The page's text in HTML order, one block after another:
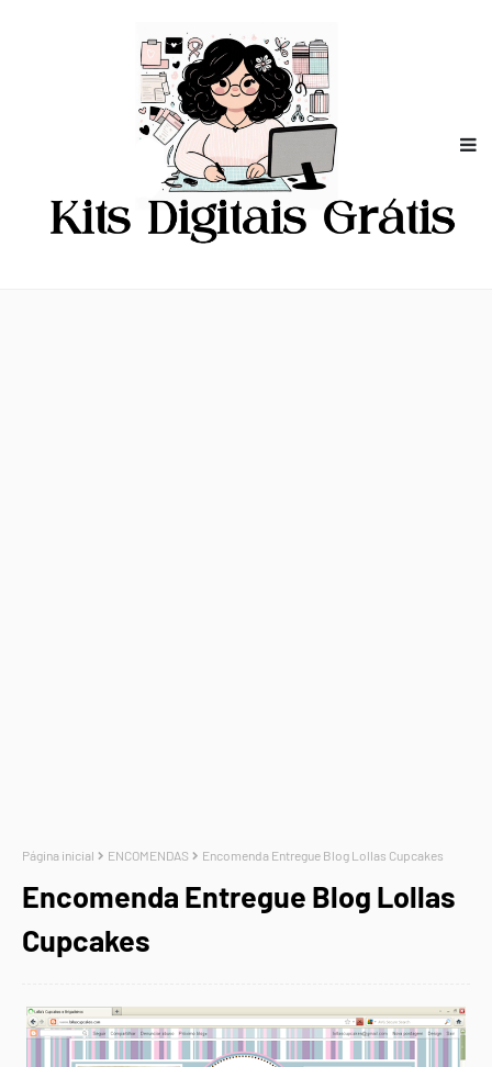
Página inicial ENCOMENDAS Encomenda Entregue Blog Lollas Cupcakes
Encomenda Entregue Blog Lollas
Cupcakes